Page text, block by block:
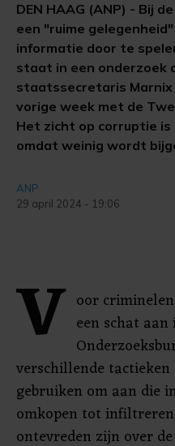
DEN HAAG (ANP) - Bij
een "ruime
informatie door te
staat in een onderzoek
staatssecretaris Marnix
vorige week met de
Het zicht op corruptie is
omdat weinig wordt
ANP
29 april 2024 - 19:06
V oor
een schat
verschillende
gebruiken om aan die
omkopen tot
ontevreden zijn over